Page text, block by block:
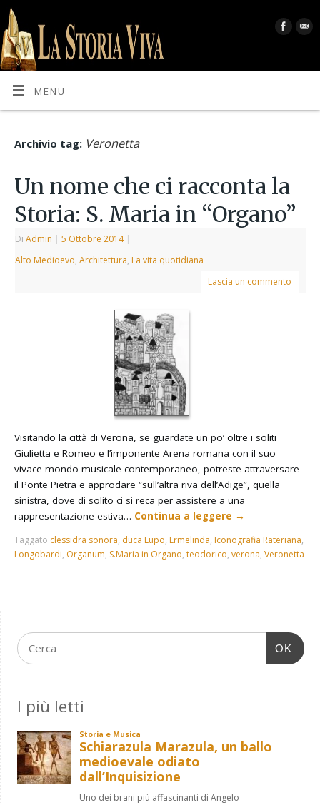
MENU
Archivio tag: Veronetta
Un nome che ci racconta la
Storia: S. Maria in “Organo”
DiAdmin | 5 Ottobre 2014 |
Alto Medioevo,Architettura, La vita quotidiana
Lascia un commento
Visitando la città di Verona, se guardate un po’ oltre i soliti
Giulietta e Romeo e l’imponente Arena romana con il suo
vivace mondo musicale contemporaneo, potreste attraversare
il Ponte Pietra e approdare “sull’altra riva dell’Adige”, quella
sinistra, dove di solito ci si reca per assistere a una
rappresentazione estiva… Continua a leggere →
Taggato clessidra sonora, duca Lupo, Ermelinda, Iconografia Rateriana,
Longobardi, Organum, S.Maria in Organo,teodorico,verona,Veronetta
OK
I più letti